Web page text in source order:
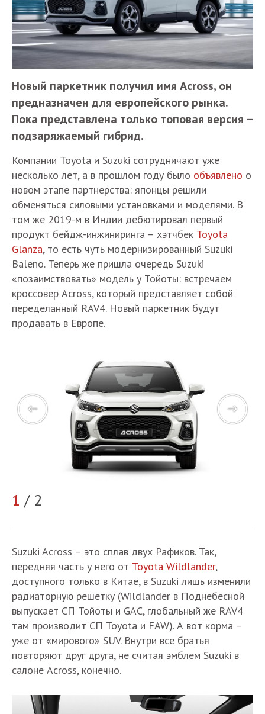
Новый паркетник получил имя Across, он
предназначен для европейского рынка.
Пока представлена только топовая версия –
подзаряжаемый гибрид.
Компании Toyota и Suzuki сотрудничают уже
несколько лет, а в прошлом году было объявлено о
новом этапе партнерства: японцы решили
обменяться силовыми установками и моделями. В
том же 2019-м в Индии дебютировал первый
продукт бейдж-инжиниринга – хэтчбек Toyota
Glanza, то есть чуть модернизированный Suzuki
Baleno. Теперь же пришла очередь Suzuki
«позаимствовать» модель у Тойоты: встречаем
кроссовер Across, который представляет собой
переделанный RAV4. Новый паркетник будут
продавать в Европе.
1 / 2
Suzuki Across – это сплав двух Рафиков. Так,
передняя часть у него от Toyota Wildlander,
доступного только в Китае, в Suzuki лишь изменили
радиаторную решетку (Wildlander в Поднебесной
выпускает СП Тойоты и GAC, глобальный же RAV4
там производит СП Toyota и FAW). А вот корма –
уже от «мирового» SUV. Внутри все братья
повторяют друг друга, не считая эмблем Suzuki в
салоне Across, конечно.